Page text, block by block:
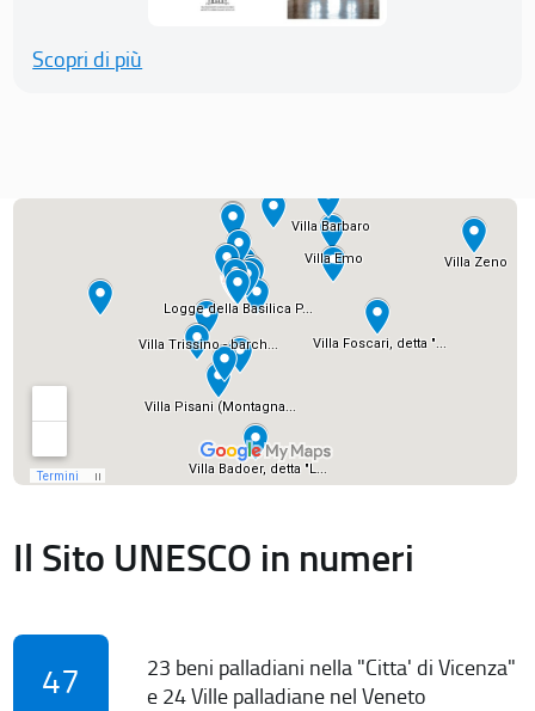
Scopri di più
Il Sito UNESCO in numeri
47
23 beni palladiani nella "Citta' di Vicenza"
e 24 Ville palladiane nel Veneto